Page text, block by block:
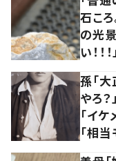
石こ
の光
い！！！」
孫「
やろ
「イケ
「相当